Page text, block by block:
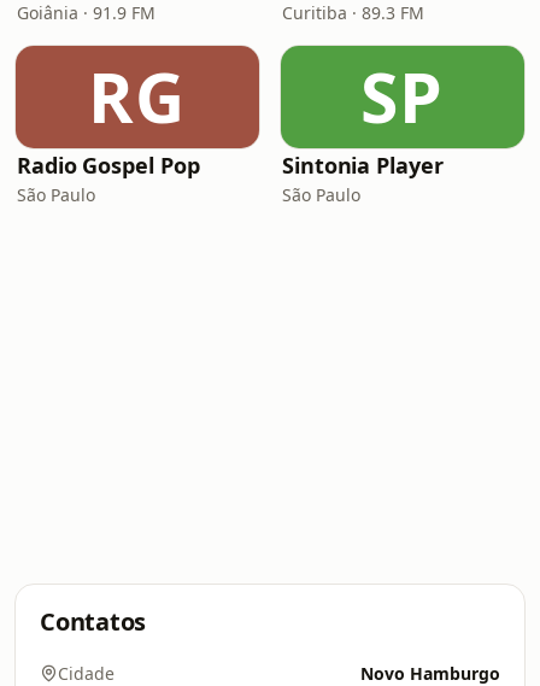
Goiânia · 91.9 FM Curitiba · 89.3 FM
RG
Radio Gospel Pop
São Paulo
SP
Sintonia Player
São Paulo
Contatos
Cidade Novo Hamburgo